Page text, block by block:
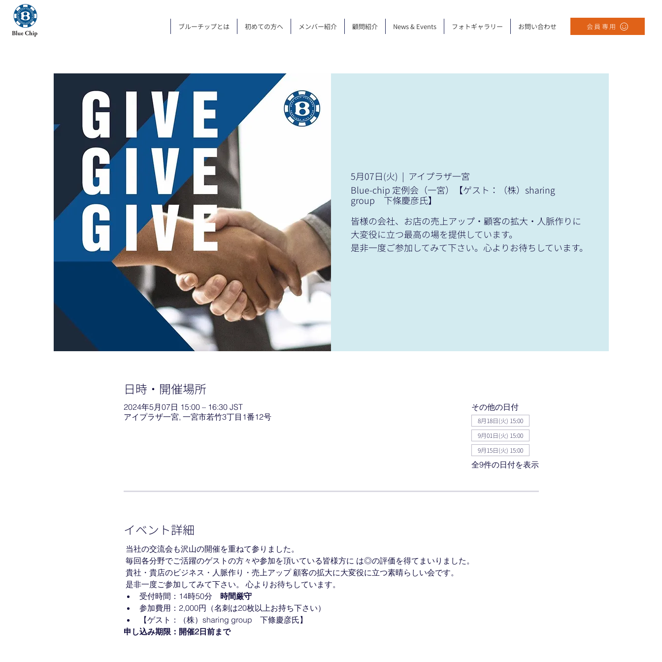
ブルーチップとは 初めての方へ メンバー紹介 顧問紹介 News & Events フォトギャラリー お問い合わせ 会員専用
5月07日(火)
  |
アイプラザ一宮
Blue-chip 定例会（一宮）【ゲスト：（株）sharing
group 下條慶彦氏】
皆様の会社、お店の売上アップ・顧客の拡大・人脈作りに
大変役に立つ最高の場を提供しています。
是非一度ご参加してみて下さい。心よりお待ちしています。
日時・開催場所
2024年5月07日 15:00 – 16:30 JST
アイプラザ一宮, 一宮市若竹3丁目1番12号
その他の日付
8月18日(火) 15:00
9月01日(火) 15:00
9月15日(火) 15:00
全9件の日付を表示
イベント詳細
当社の交流会も沢山の開催を重ねて参りました。
毎回各分野でご活躍のゲストの方々や参加を頂いている皆様方に は◎の評価を得てまいりました。
貴社・貴店のビジネス・人脈作り・売上アップ 顧客の拡大に大変役に立つ素晴らしい会です。
是非一度ご参加してみて下さい。 心よりお待ちしています。
受付時間：14時50分 時間厳守
参加費用：2,000円（名刺は20枚以上お持ち下さい）
【ゲスト：（株）sharing group　下條慶彦氏】
申し込み期限：開催2日前まで